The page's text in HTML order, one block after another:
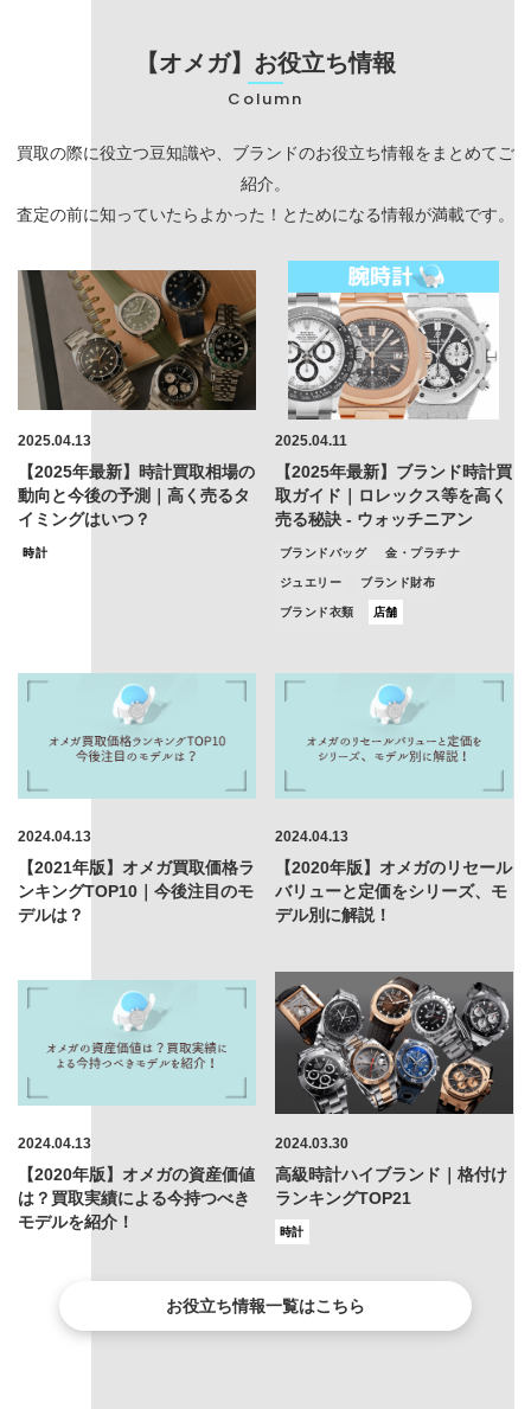
【オメガ】お役立ち情報
Column
買取の際に役立つ豆知識や、ブランドのお役立ち情報をまとめてご
紹介。
査定の前に知っていたらよかった！とためになる情報が満載です。
2025.04.13
【2025年最新】時計買取相場の
動向と今後の予測｜高く売るタ
イミングはいつ？
時計
2025.04.11
【2025年最新】ブランド時計買
取ガイド｜ロレックス等を高く
売る秘訣 - ウォッチニアン
ブランドバッグ 金・プラチナ
ジュエリー ブランド財布
ブランド衣類 店舗
2024.04.13
【2021年版】オメガ買取価格ラ
ンキングTOP10｜今後注目のモ
デルは？
2024.04.13
【2020年版】オメガのリセール
バリューと定価をシリーズ、モ
デル別に解説！
2024.04.13
【2020年版】オメガの資産価値
は？買取実績による今持つべき
モデルを紹介！
2024.03.30
高級時計ハイブランド｜格付け
ランキングTOP21
時計
お役立ち情報一覧はこちら